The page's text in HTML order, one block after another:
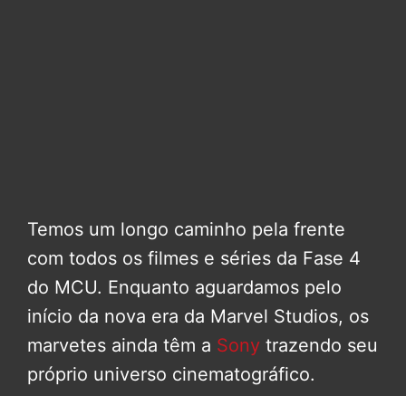
Temos um longo caminho pela frente
com todos os filmes e séries da Fase 4
do MCU. Enquanto aguardamos pelo
início da nova era da Marvel Studios, os
marvetes ainda têm a Sony trazendo seu
próprio universo cinematográfico.